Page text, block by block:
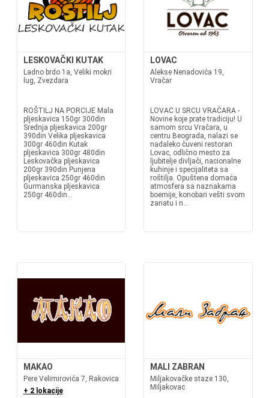
LESKOVAČKI KUTAK
Ladno brdo 1a, Veliki mokri
lug, Zvezdara
ROŠTILJ NA PORCIJE Mala
pljeskavica 150gr 300din
Srednja pljeskavica 200gr
390din Velika pljeskavica
300gr 460din Kutak
pljeskavica 300gr 480din
Leskovačka pljeskavica
200gr 390din Punjena
pljeskavica 250gr 460din
Gurmanska pljeskavica
250gr 460din...
LOVAC
Alekse Nenadovića 19,
Vračar
LOVAC U SRCU VRAČARA -
Novine koje prate tradiciju! U
samom srcu Vračara, u
centru Beograda, nalazi se
nadaleko čuveni restoran
Lovac, odlično mesto za
ljubitelje divljači, nacionalne
kuhinje i specijaliteta sa
roštilja. Opuštena domaća
atmosfera sa naznakama
boemije, konobari vešti svom
zanatu i n...
MAKAO
Pere Velimirovića 7, Rakovica
+ 2 lokacije
MALI ZABRAN
Miljakovačke staze 130,
Miljakovac